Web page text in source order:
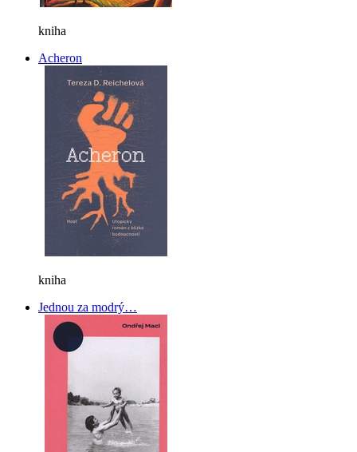
kniha
Acheron
kniha
Jednou za modrý…